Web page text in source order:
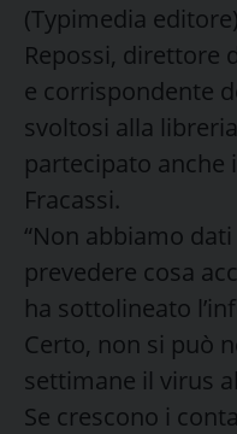
(Typimedia
Repossi, direttore
e corrispondente
svoltosi alla
partecipato anche
Fracassi.
“Non abbiamo
prevedere cosa
ha sottolineato
Certo, non si può
settimane il virus
Se crescono i